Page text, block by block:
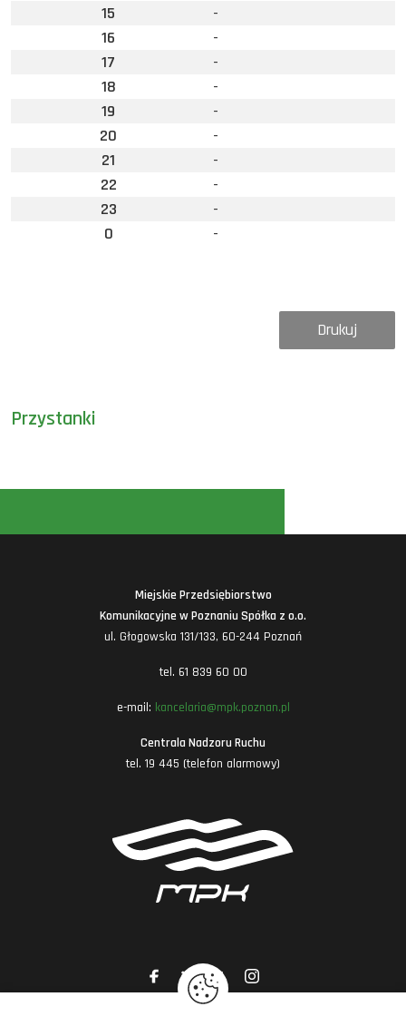
Przystanki
15
-
16
-
17
-
18
-
19
-
20
-
21
-
22
-
23
-
0
-
Drukuj
Miejskie Przedsiębiorstwo
Komunikacyjne w Poznaniu Spółka z o.o.
ul. Głogowska 131/133, 60-244 Poznań
tel. 61 839 60 00
e-mail: kancelaria@mpk.poznan.pl
Centrala Nadzoru Ruchu
tel. 19 445 (telefon alarmowy)